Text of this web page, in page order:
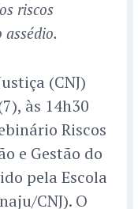
riscos
assédio.
(CNJ)
às 14h30
Riscos
e Gestão do
pela Escola
CNJ). O